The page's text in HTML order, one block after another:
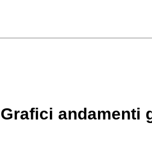
Grafici andamenti